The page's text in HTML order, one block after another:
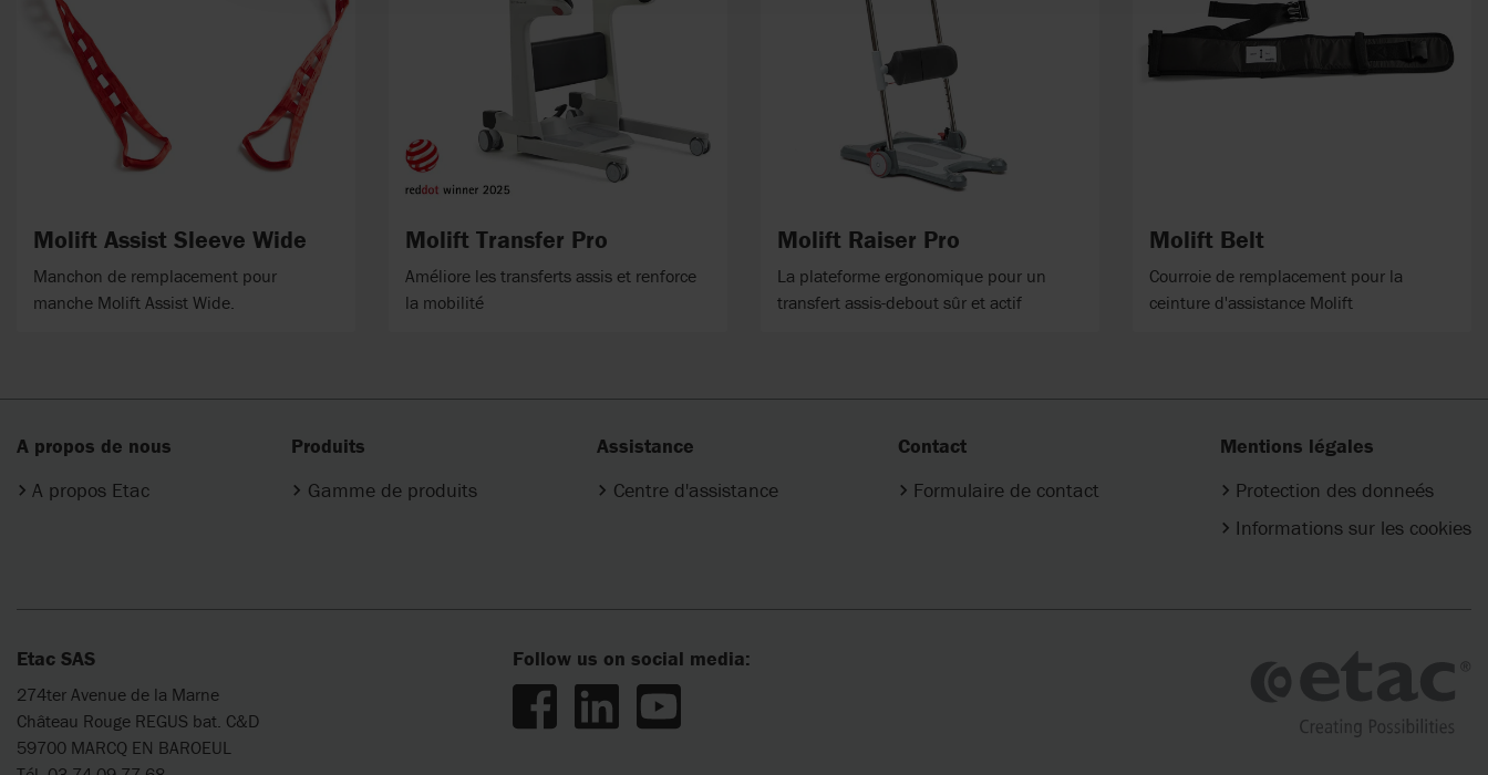
Molift Assist Sleeve Wide
Manchon de remplacement pour
manche Molift Assist Wide.
Molift Transfer Pro
Améliore les transferts assis et renforce
la mobilité
Molift Raiser Pro
La plateforme ergonomique pour un
transfert assis-debout sûr et actif
Molift Belt
Courroie de remplacement pour la
ceinture d'assistance Molift
A propos de nous
A propos Etac
Produits
Gamme de produits
Assistance
Centre d'assistance
Contact
Formulaire de contact
Mentions légales
Protection des donneés
Informations sur les cookies
Etac SAS
274ter Avenue de la Marne
Château Rouge REGUS bat. C&D
59700 MARCQ EN BAROEUL
Follow us on social media: